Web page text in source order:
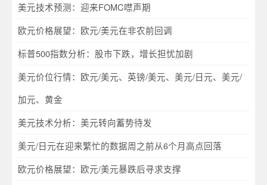
美元技术预测：迎来FOMC噤声期
欧元价格展望：欧元/美元在非农前回调
标普500指数分析：股市下跌，增长担忧加剧
美元价位行情：欧元/美元、英镑/美元、美元/日元、美元/
加元、黄金
美元技术分析：美元转向蓄势待发
美元/日元在迎来繁忙的数据周之前从6个月高点回落
欧元价格展望：欧元/美元暴跌后寻求支撑